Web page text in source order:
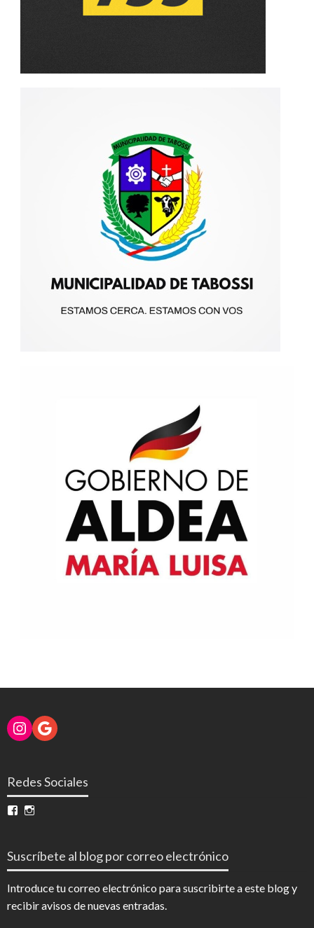
Instagram
Google
Redes Sociales
Ver
en en
Suscríbete al blog por correo electrónico
Introduce tu correo electrónico para suscribirte a este blog y
recibir avisos de nuevas entradas.